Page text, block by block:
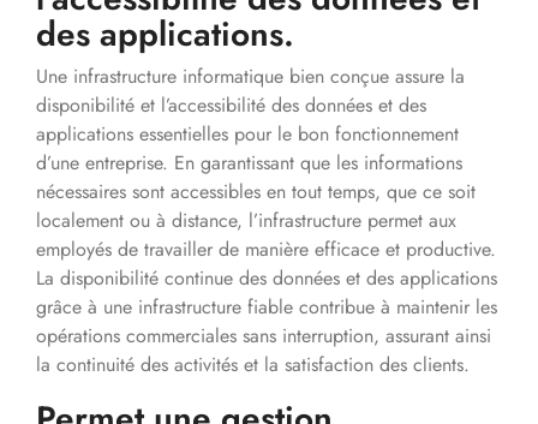
des applications.
Une infrastructure informatique bien conçue assure la
disponibilité et l’accessibilité des données et des
applications essentielles pour le bon fonctionnement
d’une entreprise. En garantissant que les informations
nécessaires sont accessibles en tout temps, que ce soit
localement ou à distance, l’infrastructure permet aux
employés de travailler de manière efficace et productive.
La disponibilité continue des données et des applications
grâce à une infrastructure fiable contribue à maintenir les
opérations commerciales sans interruption, assurant ainsi
la continuité des activités et la satisfaction des clients.